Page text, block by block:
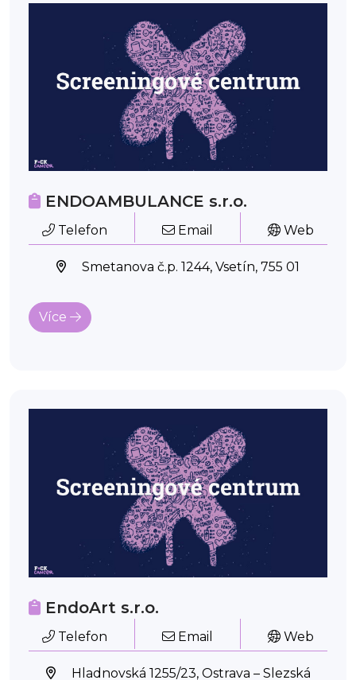
ENDOAMBULANCE s.r.o.
Telefon Email Web
Smetanova č.p. 1244, Vsetín, 755 01
Více
EndoArt s.r.o.
Telefon Email Web
Hladnovská 1255/23, Ostrava – Slezská